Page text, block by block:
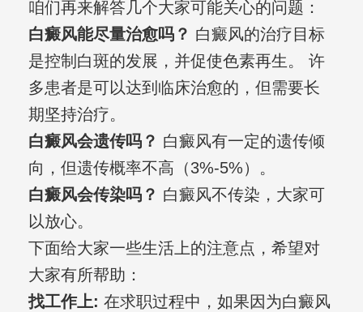
咱们再来解答几个大家可能关心的问题：
白癜风能尽量治愈吗？ 白癜风的治疗目标
是控制白斑的发展，并促使色素再生。 许
多患者是可以达到临床治愈的，但需要长
期坚持治疗。
白癜风会遗传吗？ 白癜风有一定的遗传倾
向，但遗传概率不高（3%-5%）。
白癜风会传染吗？ 白癜风不传染，大家可
以放心。
下面给大家一些生活上的注意点，希望对
大家有所帮助：
找工作上: 在求职过程中，如果因为白癜风